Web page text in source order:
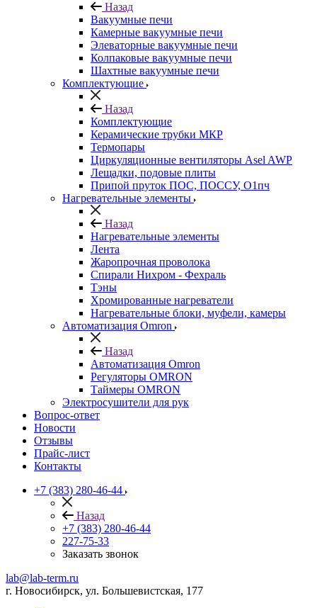
Назад
Вакуумные печи
Камерные вакуумные печи
Элеваторные вакуумные печи
Колпаковые вакуумные печи
Шахтные вакуумные печи
Комплектующие
Назад
Комплектующие
Керамические трубки МКР
Термопары
Циркуляционные вентиляторы Asel AWP
Лещадки, подовые плиты
Припой пруток ПОС, ПОССУ, О1пч
Нагревательные элементы
Назад
Нагревательные элементы
Лента
Жаропрочная проволока
Спирали Нихром - Фехраль
Тэны
Хромированные нагреватели
Нагревательные блоки, муфели, камеры
Автоматизация Omron
Назад
Автоматизация Omron
Регуляторы OMRON
Таймеры OMRON
Электросушители для рук
Вопрос-ответ
Новости
Отзывы
Прайс-лист
Контакты
+7 (383) 280-46-44
Назад
+7 (383) 280-46-44
227-75-33
Заказать звонок
lab@lab-term.ru
г. Новосибирск, ул. Большевистская, 177